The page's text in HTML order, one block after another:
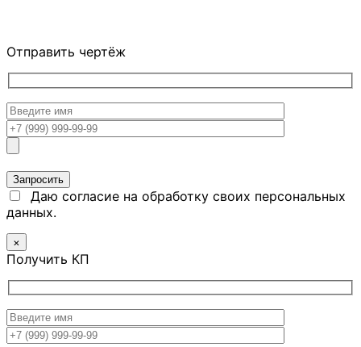
Отправить чертёж
Даю согласие на обработку своих персональных
данных.
×
Получить КП